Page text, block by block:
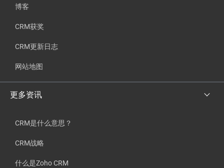
博客
CRM获奖
CRM更新日志
网站地图
更多资讯
CRM是什么意思？
CRM战略
什么是Zoho CRM